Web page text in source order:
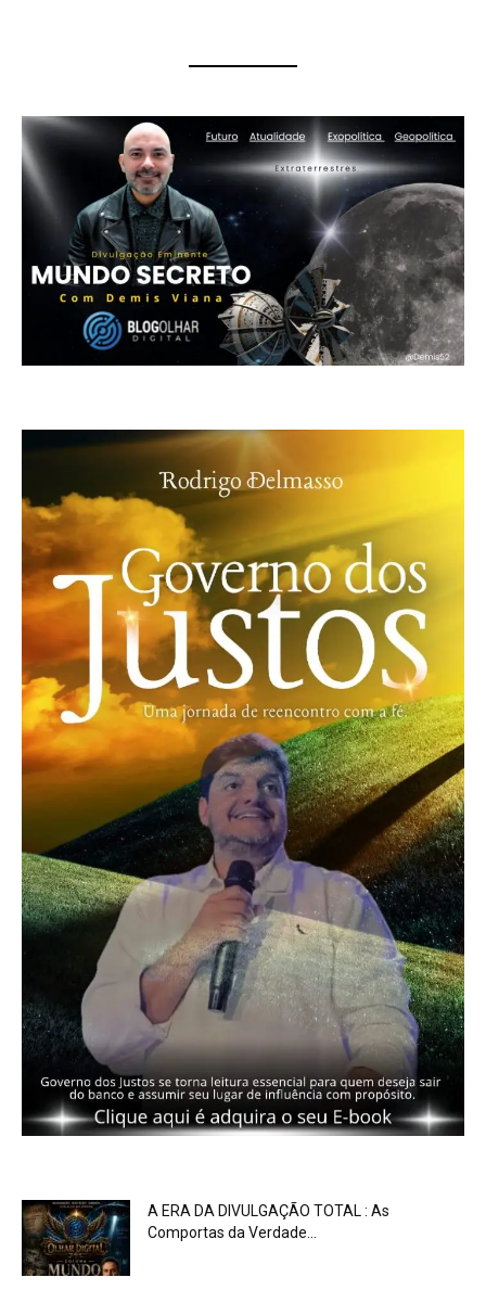
A ERA DA DIVULGAÇÃO TOTAL : As
Comportas da Verdade...